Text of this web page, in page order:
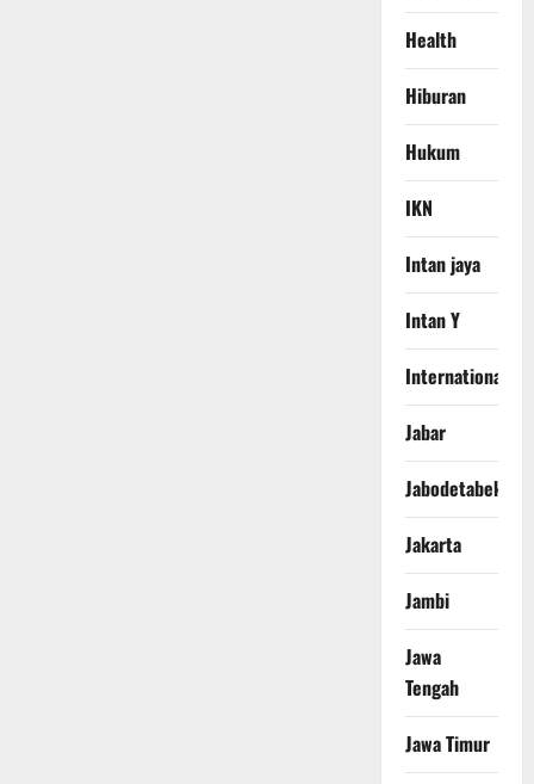
Health
Hiburan
Hukum
IKN
Intan jaya
Intan Y
International
Jabar
Jabodetabek
Jakarta
Jambi
Jawa
Tengah
Jawa Timur